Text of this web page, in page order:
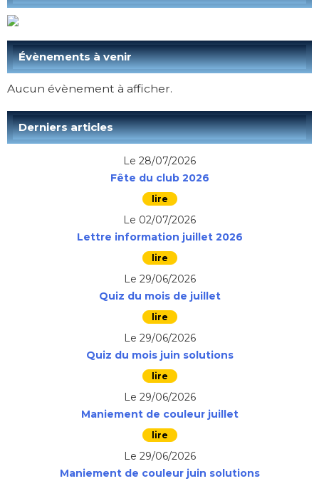
Évènements à venir
Aucun évènement à afficher.
Derniers articles
Le 28/07/2026
Fête du club 2026
Le 02/07/2026
Lettre information juillet 2026
Le 29/06/2026
Quiz du mois de juillet
Le 29/06/2026
Quiz du mois juin solutions
Le 29/06/2026
Maniement de couleur juillet
Le 29/06/2026
Maniement de couleur juin solutions